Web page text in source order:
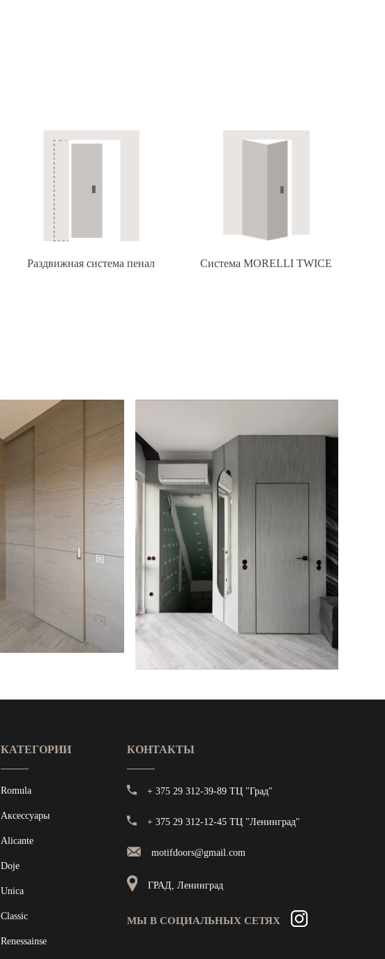
Раздвижная система пенал Система MORELLI TWICE
КАТЕГОРИИ
Romula
Аксессуары
Alicante
Doje
Unica
Classic
Renessainse
КОНТАКТЫ
+ 375 29 312-39-89 ТЦ "Град"
+ 375 29 312-12-45 ТЦ "Ленинград"
motifdoors@gmail.com
ГРАД, Ленинград
МЫ В СОЦИАЛЬНЫХ СЕТЯХ